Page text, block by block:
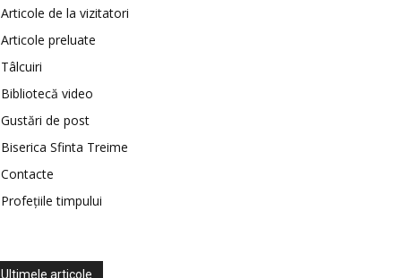
Articole de la vizitatori
Articole preluate
Tâlcuiri
Bibliotecă video
Gustări de post
Biserica Sfinta Treime
Contacte
Profețiile timpului
Ultimele articole